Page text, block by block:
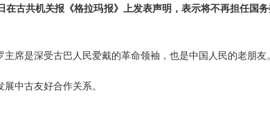
古共机关报《格拉玛报》上发表声明，表示将不再担任国
是深受古巴人民爱戴的革命领袖，也是中国人民的老朋友
中古友好合作关系。